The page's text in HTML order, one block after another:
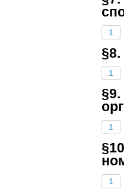
1
1
1
1